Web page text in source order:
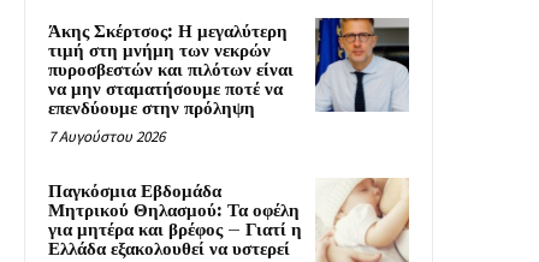
Άκης Σκέρτσος: Η μεγαλύτερη
τιμή στη μνήμη των νεκρών
πυροσβεστών και πιλότων είναι
να μην σταματήσουμε ποτέ να
επενδύουμε στην πρόληψη
7 Αυγούστου 2026
Παγκόσμια Εβδομάδα
Μητρικού Θηλασμού: Τα οφέλη
για μητέρα και βρέφος – Γιατί η
Ελλάδα εξακολουθεί να υστερεί